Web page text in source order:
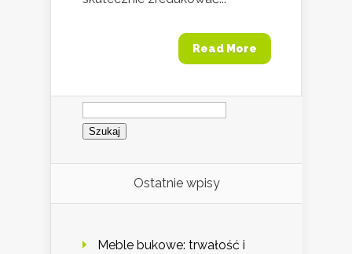
Read More
Szukaj:
Ostatnie wpisy
Meble bukowe: trwałość i